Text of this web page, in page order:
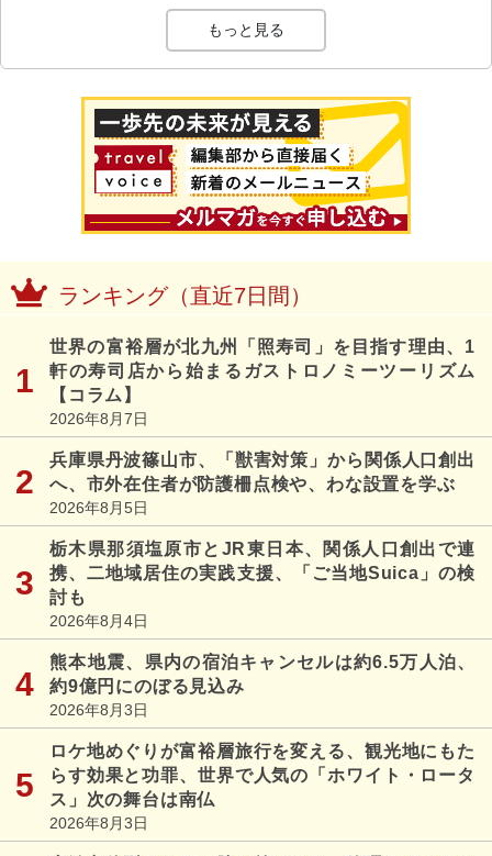
もっと見る
ランキング（直近7日間）
世界の富裕層が北九州「照寿司」を目指す理由、1
軒の寿司店から始まるガストロノミーツーリズム
【コラム】
2026年8月7日
兵庫県丹波篠山市、「獣害対策」から関係人口創出
へ、市外在住者が防護柵点検や、わな設置を学ぶ
2026年8月5日
栃木県那須塩原市とJR東日本、関係人口創出で連
携、二地域居住の実践支援、「ご当地Suica」の検
討も
2026年8月4日
熊本地震、県内の宿泊キャンセルは約6.5万人泊、
約9億円にのぼる見込み
2026年8月3日
ロケ地めぐりが富裕層旅行を変える、観光地にもた
らす効果と功罪、世界で人気の「ホワイト・ロータ
ス」次の舞台は南仏
2026年8月3日